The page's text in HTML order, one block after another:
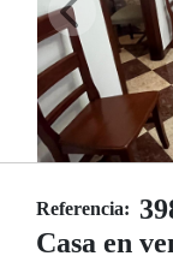
Referencia:
Casa en